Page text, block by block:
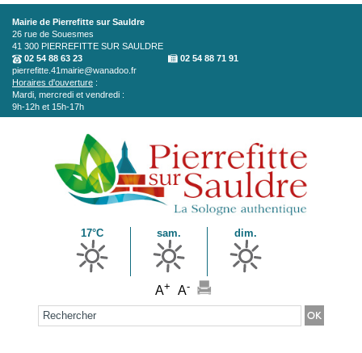
Aller au contenu principal
Mairie de Pierrefitte sur Sauldre
26 rue de Souesmes
41 300 PIERREFITTE SUR SAULDRE
02 54 88 63 23
02 54 88 71 91
pierrefitte.41mairie@wanadoo.fr
Horaires d'ouverture :
Mardi, mercredi et vendredi :
9h-12h et 15h-17h
17°C sam. dim.
A+ A-
Formulaire de recherche